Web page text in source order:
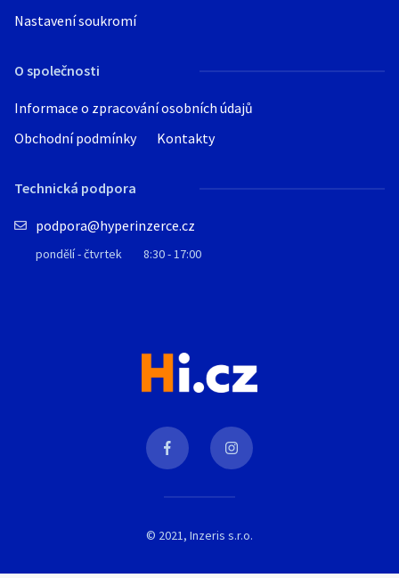
Nastavení soukromí
O společnosti
Informace o zpracování osobních údajů
Obchodní podmínky
Kontakty
Technická podpora
podpora@hyperinzerce.cz
pondělí - čtvrtek 8:30 - 17:00
© 2021, Inzeris s.r.o.